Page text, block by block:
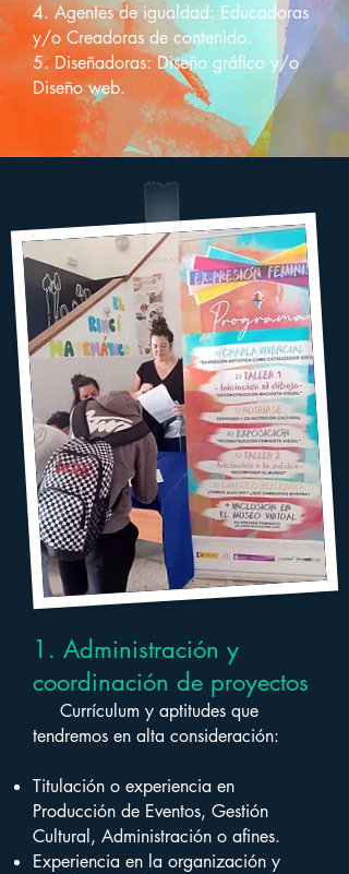
4. Agentes de igualdad: Educadoras
y/o Creadoras de contenido.
5. Diseñadoras: Diseño gráfico y/o
Diseño web.
1. Administración y
coordinación de proyectos
Currículum y aptitudes que
tendremos en alta consideración:
Titulación o experiencia en
Producción de Eventos, Gestión
Cultural, Administración o afines.
Experiencia en la organización y